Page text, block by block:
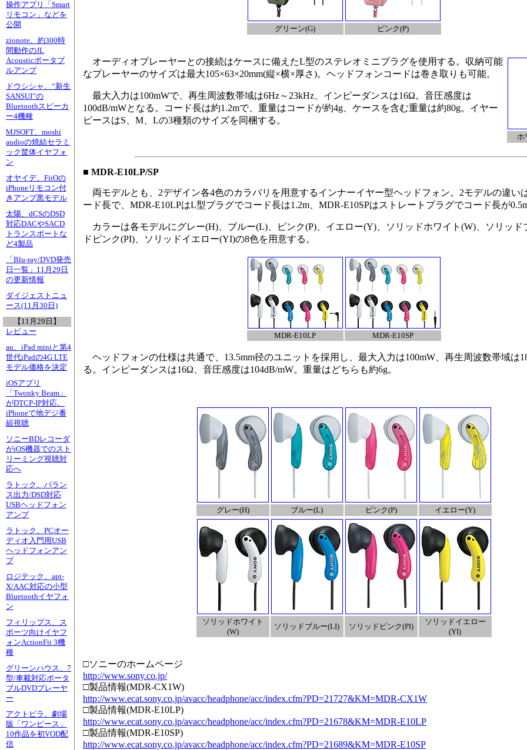
操作アプリ「Smart
リモコン」などを
公開
zionote、約300時
間動作のJL
Acousticポータブ
ルアンプ
ドウシシャ、“新生
SANSUI”の
Bluetoothスピーカ
ー4機種
MJSOFT、moshi
audioの焼結セラミ
ック筐体イヤフォ
ン
オヤイデ、FiiOの
iPhoneリモコン付
きアンプ黒モデル
太陽、dCSのDSD
対応DACやSACD
トランスポートな
ど4製品
「Blu-ray/DVD発売
日一覧」11月29日
の更新情報
ダイジェストニュ
ース(11月30日)
【11月29日】
レビュー
au、iPad miniと第4
世代iPadの4G LTE
モデル価格を決定
iOSアプリ
「Twonky Beam」
がDTCP-IP対応。
iPhoneで地デジ番
組視聴
ソニーBDレコーダ
がiOS機器でのスト
リーミング視聴対
応へ
ラトック、バラン
ス出力/DSD対応
USBヘッドフォン
アンプ
ラトック、PCオー
ディオ入門用USB
ヘッドフォンアン
プ
ロジテック、apt-
X/AAC対応の小型
Bluetoothイヤフォ
ン
フィリップス、ス
ポーツ向けイヤフ
ォンActionFit 3機
種
グリーンハウス、7
型/車載対応ポータ
ブルDVDプレーヤ
ー
アクトビラ、劇場
版「ワンピース」
10作品を初VOD配
信
グリーン(G) ピンク(P)
ホ
オーディオプレーヤーとの接続はケースに備えたL型のステレオミニプラグを使用する。収納可能
なプレーヤーのサイズは最大105×63×20mm(縦×横×厚さ)。ヘッドフォンコードは巻き取りも可能。
最大入力は100mWで、再生周波数帯域は6Hz～23kHz、インピーダンスは16Ω。音圧感度は
100dB/mWとなる。コード長は約1.2mで、重量はコードが約4g、ケースを含む重量は約80g。イヤー
ピースはS、M、Lの3種類のサイズを同梱する。
■ MDR-E10LP/SP
両モデルとも、2デザイン各4色のカラバリを用意するインナーイヤー型ヘッドフォン。2モデルの違い
ード長で、MDR-E10LPはL型プラグでコード長は1.2m、MDR-E10SPはストレートプラグでコード長が
カラーは各モデルにグレー(H)、ブルー(L)、ピンク(P)、イエロー(Y)、ソリッドホワイト(W)、ソリッド
ドピンク(PI)、ソリッドイエロー(YI)の8色を用意する。
MDR-E10LP MDR-E10SP
ヘッドフォンの仕様は共通で、13.5mm径のユニットを採用し、最大入力は100mW、再生周波数帯域は
る。インピーダンスは16Ω、音圧感度は104dB/mW。重量はどちらも約6g。
グレー(H) ブルー(L) ピンク(P) イエロー(Y)
ソリッドホワイト
(W)
ソリッドブルー(LI) ソリッドピンク(PI)
ソリッドイエロー
(YI)
□ソニーのホームページ
http://www.sony.co.jp/
□製品情報(MDR-CX1W)
http://www.ecat.sony.co.jp/avacc/headphone/acc/index.cfm?PD=21727&KM=MDR-CX1W
□製品情報(MDR-E10LP)
http://www.ecat.sony.co.jp/avacc/headphone/acc/index.cfm?PD=21678&KM=MDR-E10LP
□製品情報(MDR-E10SP)
http://www.ecat.sony.co.jp/avacc/headphone/acc/index.cfm?PD=21689&KM=MDR-E10SP